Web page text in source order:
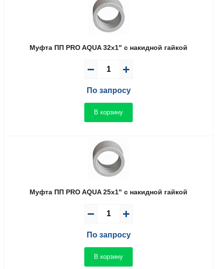
Муфта ПП PRO AQUA 32x1" с накидной гайкой
По запросу
В корзину
Муфта ПП PRO AQUA 25x1" с накидной гайкой
По запросу
В корзину